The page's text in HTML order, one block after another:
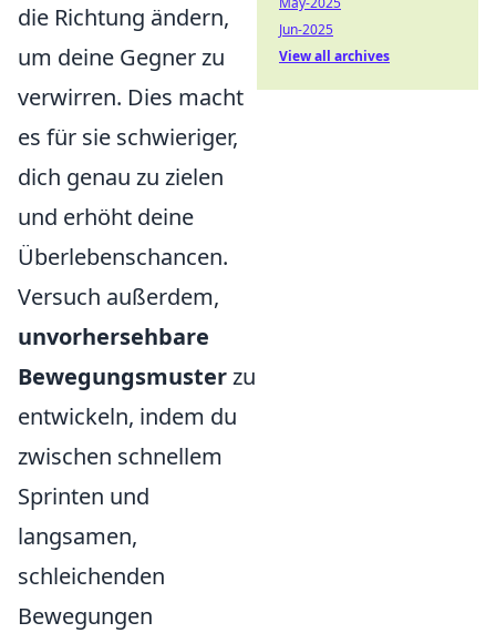
die Richtung ändern,
um deine Gegner zu
verwirren. Dies macht
es für sie schwieriger,
dich genau zu zielen
und erhöht deine
Überlebenschancen.
Versuch außerdem,
unvorhersehbare
Bewegungsmusterzu
entwickeln, indem du
zwischen schnellem
Sprinten und
langsamen,
schleichenden
Bewegungen
Jun-2025
View all archives